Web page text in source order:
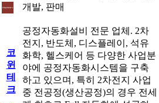
개발, 판매
코
윈
테
크
공정자동화설비 전문 업체. 2차
전지, 반도체, 디스플레이, 석유
화학, 헬스케어 등 다양한 사업분
야에 공정자동화시스템을 구축
하고 있으며, 특히 2차전지 사업
중 전공정(생산공정)의 경우 전세